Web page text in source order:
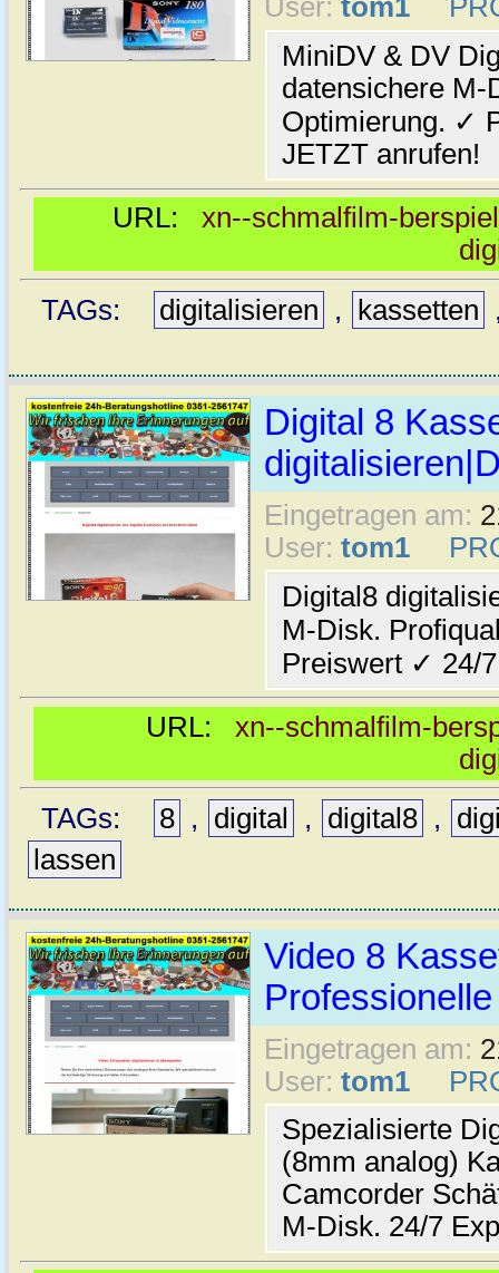
User: tom1
MiniDV & DV
datensichere M-
Optimierung. ✓
JETZT anrufen!
URL: xn--schmalfilm-
TAGs:
digitalisieren , kassetten
Digital 8
Eingetragen am:
User: tom1
Digital8
M-Disk.
Preiswert ✓ 24/
URL: xn--schmalfilm-
TAGs:
8 , digital , digital8 ,
lassen
Video 8
Eingetragen am:
User: tom1
Spezialisierte
(8mm analog)
Camcorder
M-Disk. 24/7